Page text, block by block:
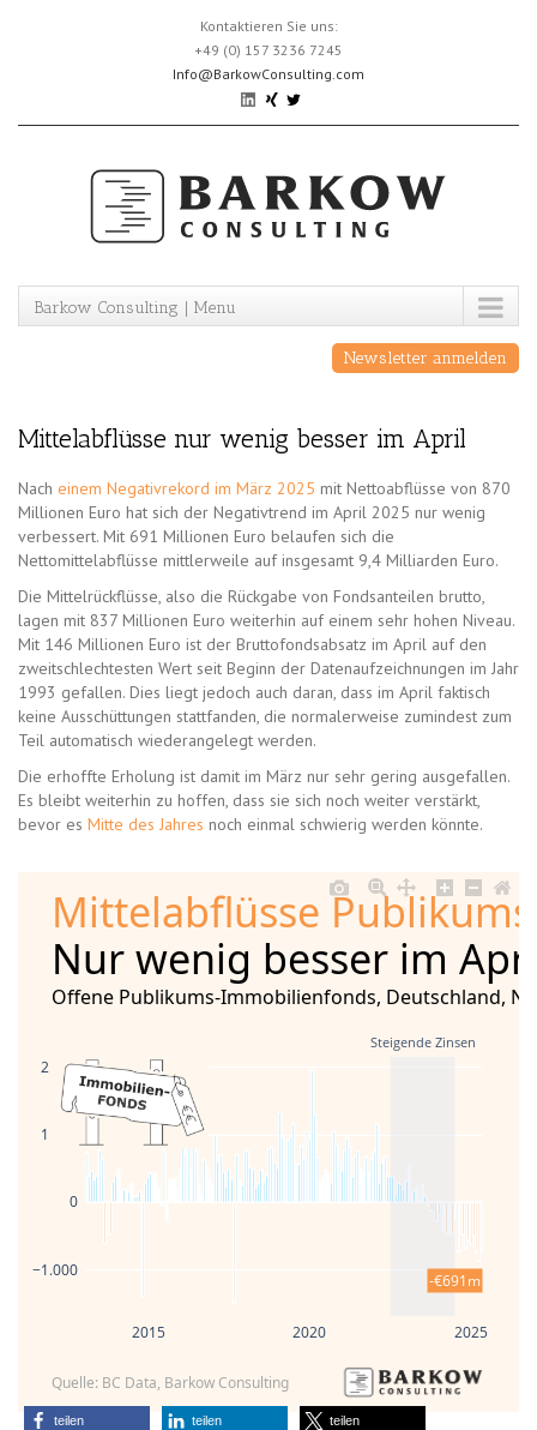
Kontaktieren Sie uns:
+49 (0) 157 3236 7245
Info@BarkowConsulting.com
Barkow Consulting | Menu
Newsletter anmelden
Mittelabflüsse nur wenig besser im April
Nach einem Negativrekord im März 2025 mit Nettoabflüsse von 870
Millionen Euro hat sich der Negativtrend im April 2025 nur wenig
verbessert. Mit 691 Millionen Euro belaufen sich die
Nettomittelabflüsse mittlerweile auf insgesamt 9,4 Milliarden Euro.
Die Mittelrückflüsse, also die Rückgabe von Fondsanteilen brutto,
lagen mit 837 Millionen Euro weiterhin auf einem sehr hohen Niveau.
Mit 146 Millionen Euro ist der Bruttofondsabsatz im April auf den
zweitschlechtesten Wert seit Beginn der Datenaufzeichnungen im Jahr
1993 gefallen. Dies liegt jedoch auch daran, dass im April faktisch
keine Ausschüttungen stattfanden, die normalerweise zumindest zum
Teil automatisch wiederangelegt werden.
Die erhoffte Erholung ist damit im März nur sehr gering ausgefallen.
Es bleibt weiterhin zu hoffen, dass sie sich noch weiter verstärkt,
bevor es Mitte des Jahres noch einmal schwierig werden könnte.
2015 2020 2025
−1.000
0
1.000
2.000
Mittelabflüsse
Nur wenig besser im
Offene Publikums-Immobilienfonds, Deutschland,
Quelle: BC Data, Barkow Consulting
-€691m
Steigende Zinsen
teilen teilen teilen